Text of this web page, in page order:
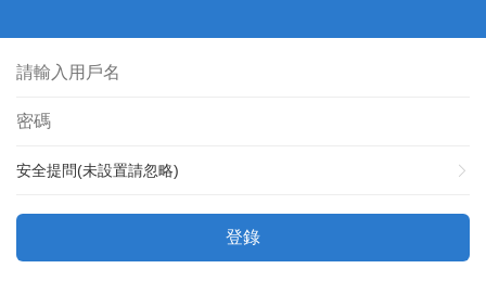
安全提問(未設置請忽略)
登錄